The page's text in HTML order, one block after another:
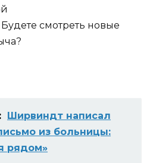
Будете смотреть новые
Ширвиндт написал
из больницы:
рядом»